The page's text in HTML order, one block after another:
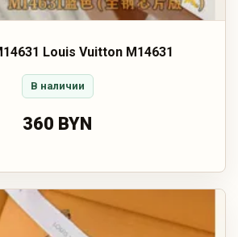
Louis Vuitton M14631
В наличии
360 BYN